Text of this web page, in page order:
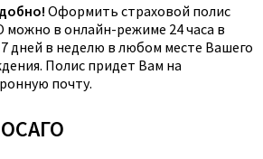
Оформить страховой полис
можно в онлайн-режиме 24 часа в
7 дней в неделю в любом месте Вашего
Полис придет Вам на
почту.